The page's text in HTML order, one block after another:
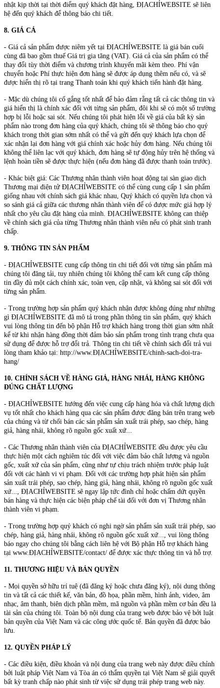
nhật kịp thời tại thời điểm quý khách đặt hàng, ĐỊACHỈWEBSITE sẽ liên
hệ đến quý khách để thông báo chi tiết.
8. GIÁ CẢ
- Giá cả sản phẩm được niêm yết tại ĐỊACHỈWEBSITE là giá bán cuối
cùng đã bao gồm thuế Giá trị gia tăng (VAT). Giá cả của sản phẩm có thể
thay đổi tùy thời điểm và chương trình khuyến mãi kèm theo. Phí vận
chuyển hoặc Phí thực hiện đơn hàng sẽ được áp dụng thêm nếu có, và sẽ
được hiển thị rõ tại trang Thanh toán khi quý khách tiến hành đặt hàng.
- Mặc dù chúng tôi cố gắng tốt nhất để bảo đảm rằng tất cả các thông tin và
giá hiển thị là chính xác đối với từng sản phẩm, đôi khi sẽ có một số trường
hợp bị lỗi hoặc sai sót. Nếu chúng tôi phát hiện lỗi về giá của bất kỳ sản
phẩm nào trong đơn hàng của quý khách, chúng tôi sẽ thông báo cho quý
khách trong thời gian sớm nhất có thể và gửi đến quý khách lựa chọn để
xác nhận lại đơn hàng với giá chính xác hoặc hủy đơn hàng. Nếu chúng tôi
không thể liên lạc với quý khách, đơn hàng sẽ tự động hủy trên hệ thống và
lệnh hoàn tiền sẽ được thực hiện (nếu đơn hàng đã được thanh toán trước).
- Khác biệt giá: Các Thương nhân thành viên hoạt động tại sàn giao dịch
Thương mại điện tử ĐỊACHỈWEBSITE có thể cùng cung cấp 1 sản phẩm
giống nhau với chính sách giá khác nhau, Quý khách có quyền lựa chọn và
so sánh giá cả giữa các thương nhân thành viên để có được mức giá hợp lý
nhất cho yêu cầu đặt hàng của mình. ĐỊACHỈWEBSITE không can thiệp
về chính sách giá của từng Thương nhân thành viên nếu có phát sinh tranh
chấp.
9. THÔNG TIN SẢN PHẨM
- ĐỊACHỈWEBSITE cung cấp thông tin chi tiết đối với từng sản phẩm mà
chúng tôi đăng tải, tuy nhiên chúng tôi không thể cam kết cung cấp thông
tin đầy đủ một cách chính xác, toàn vẹn, cập nhật, và không sai sót đối với
từng sản phẩm.
- Trong trường hợp sản phẩm quý khách nhận được không đúng như những
gì ĐỊACHỈWEBSITE đã mô tả trong phần thông tin sản phẩm, quý khách
vui lòng thông tin đến bộ phận Hỗ trợ khách hàng trong thời gian sớm nhất
kể từ khi nhận hàng đồng thời đảm bảo sản phẩm trong tình trạng chưa qua
sử dụng để được hỗ trợ đổi trả. Thông tin chi tiết về chính sách đổi trả vui
lòng tham khảo tại: http://www.ĐỊACHỈWEBSITE/chinh-sach-doi-tra-
hang/
10. CHÍNH SÁCH VỀ HÀNG GIẢ, HÀNG NHÁI, HÀNG KHÔNG
ĐÚNG CHẤT LƯỢNG
- ĐỊACHỈWEBSITE hướng đến việc cung cấp hàng hóa và chất lượng dịch
vụ tốt nhất cho khách hàng qua các sản phẩm được đăng bán trên trang web
của chúng và từ chối bán các sản phẩm sản xuất trái phép, sao chép, hàng
giả, hàng nhái, không rõ nguồn gốc xuất xứ...
- Các Thương nhân thành viên của ĐỊACHỈWEBSITE đều được yêu cầu
thực hiện một cách nghiêm túc đối với việc đảm bảo chất lượng và nguồn
gốc, xuất xứ của sản phẩm, cũng như tự chịu trách nhiệm trước pháp luật
đối với các hành vi vi phạm. Đối với các trường hợp phát hiện sản phẩm
sản xuất trái phép, sao chép, hàng giả, hàng nhái, không rõ nguồn gốc xuất
xứ..., ĐỊACHỈWEBSITE sẽ ngay lập tức đình chỉ hoặc chấm dứt quyền
bán hàng và thực hiện các biện pháp chế tài đối với đơn vị Thương nhân
thành viên vi phạm.
- Trong trường hợp quý khách có nghi ngờ sản phẩm sản xuất trái phép, sao
chép, hàng giả, hàng nhái, không rõ nguồn gốc xuất xứ..., vui lòng thông
báo ngay cho chúng tôi bằng cách liên hệ với Bộ phận Hỗ trợ khách hàng
tại www.ĐỊACHỈWEBSITE/contact/ để được xác thực thông tin và hỗ trợ.
11. THƯƠNG HIỆU VÀ BẢN QUYỀN
- Mọi quyền sở hữu trí tuệ (đã đăng ký hoặc chưa đăng ký), nội dung thông
tin và tất cả các thiết kế, văn bản, đồ họa, phần mềm, hình ảnh, video, âm
nhạc, âm thanh, biên dịch phần mềm, mã nguồn và phần mềm cơ bản đều là
tài sản của chúng tôi. Toàn bộ nội dung của trang web được bảo vệ bởi luật
bản quyền của Việt Nam và các công ước quốc tế. Bản quyền đã được bảo
lưu.
12. QUYỀN PHÁP LÝ
- Các điều kiện, điều khoản và nội dung của trang web này được điều chỉnh
bởi luật pháp Việt Nam và Tòa án có thẩm quyền tại Việt Nam sẽ giải quyết
bất kỳ tranh chấp nào phát sinh từ việc sử dụng trái phép trang web này.